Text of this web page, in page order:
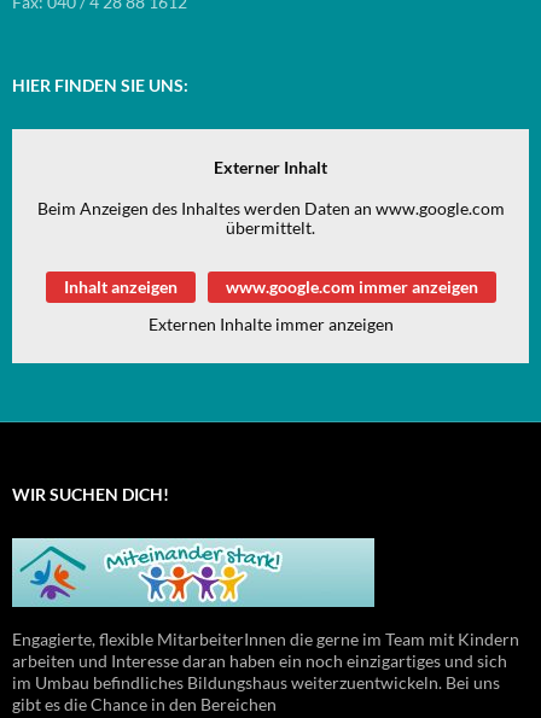
HIER FINDEN SIE UNS:
Externer Inhalt
Beim Anzeigen des Inhaltes werden Daten an www.google.com
übermittelt.
Inhalt anzeigen
www.google.com immer anzeigen
Externen Inhalte immer anzeigen
WIR SUCHEN DICH!
Engagierte, flexible MitarbeiterInnen die gerne im Team mit Kindern
arbeiten und Interesse daran haben ein noch einzigartiges und sich
im Umbau befindliches Bildungshaus weiterzuentwickeln. Bei uns
gibt es die Chance in den Bereichen